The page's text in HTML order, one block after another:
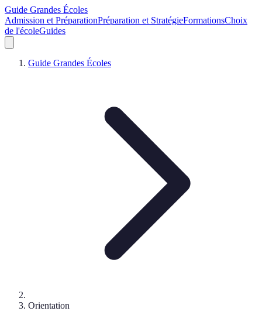
Guide Grandes Écoles
Admission et PréparationPréparation et StratégieFormationsChoix
de l'écoleGuides
Guide Grandes Écoles
Orientation